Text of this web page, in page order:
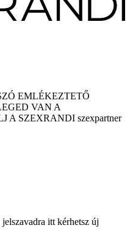
EMLÉKEZTETŐ
VAN A
A SZEXRANDI szexpartner
itt kérhetsz új